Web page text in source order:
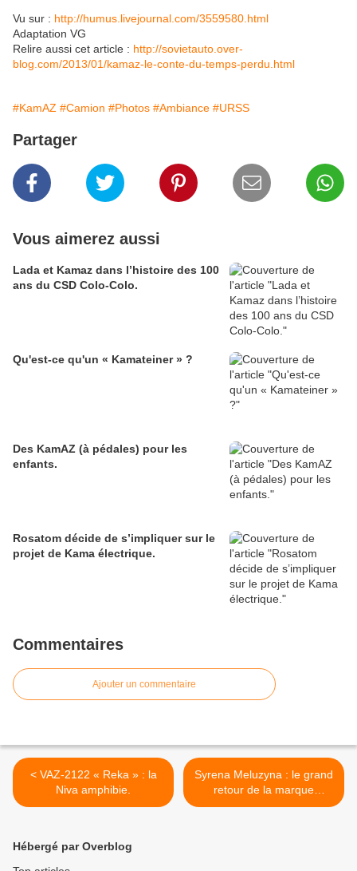
Vu sur : http://humus.livejournal.com/3559580.html
Adaptation VG
Relire aussi cet article : http://sovietauto.over-
blog.com/2013/01/kamaz-le-conte-du-temps-perdu.html
#KamAZ #Camion #Photos #Ambiance #URSS
Partager
Vous aimerez aussi
Lada et Kamaz dans l’histoire des 100
ans du CSD Colo-Colo.
Qu'est-ce qu'un « Kamateiner » ?
Des KamAZ (à pédales) pour les
enfants.
Rosatom décide de s’impliquer sur le
projet de Kama électrique.
Commentaires
Ajouter un commentaire
< VAZ-2122 « Reka » : la
Niva amphibie.
Syrena Meluzyna : le grand
retour de la marque
polonaise ! >
Hébergé par Overblog